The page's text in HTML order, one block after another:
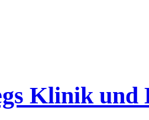
Klinik und